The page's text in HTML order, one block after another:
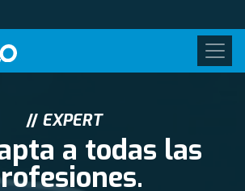
// EXPERT
a todas las